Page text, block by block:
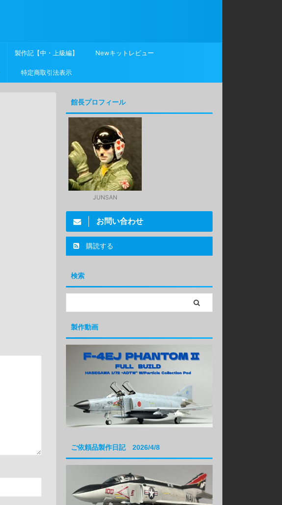
製作記【中・上級編】 Newキットレビュー
特定商取引法表示
館長プロフィール
JUNSAN
お問い合わせ
購読する
検索
製作動画
ご依頼品製作日記 2026/4/8